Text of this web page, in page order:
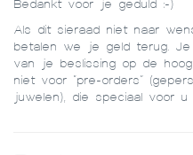
Bedankt voor je geduld :-)
Als dit sieraad niet naar
betalen we je geld terug.
van je beslissing op de
niet voor “pre-orders”
juwelen), die speciaal voor u